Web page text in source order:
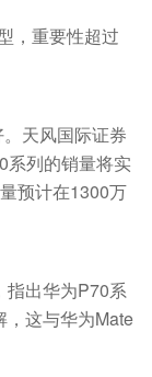
天风国际证券
系列的销量将实
预计在1300万
指出华为P70系
，这与华为Mate